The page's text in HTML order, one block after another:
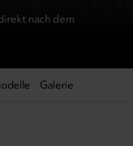
nach dem
Galerie